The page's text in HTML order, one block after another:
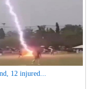
12 injured...